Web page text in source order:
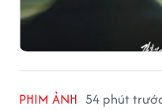
PHIM ẢNH 54 phút